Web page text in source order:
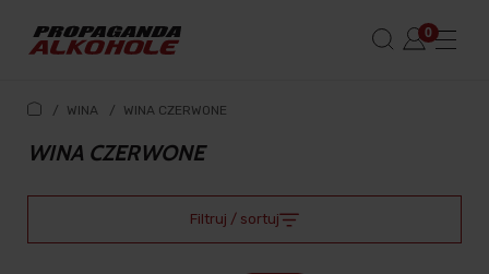
/ WINA / WINA CZERWONE
WINA CZERWONE
Filtruj / sortuj